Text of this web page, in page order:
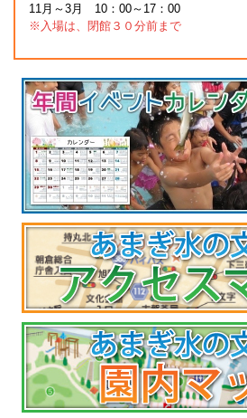
11月～3月 10：00～17：00
※入場は、閉館３０分前まで